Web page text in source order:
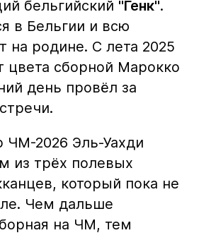
бельгийский "Генк".
в Бельгии и всю
на родине. С лета 2025
цвета сборной Марокко
день провёл за
ЧМ-2026 Эль-Уахди
из трёх полевых
который пока не
Чем дальше
на ЧМ, тем